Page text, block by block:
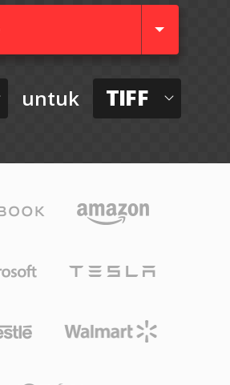
untuk TIFF